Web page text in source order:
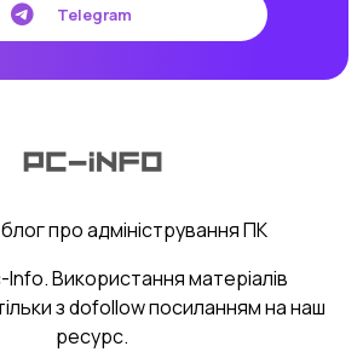
Telegram
про адміністрування ПК
Використання матеріалів
з dofollow посиланням на наш
ресурс.